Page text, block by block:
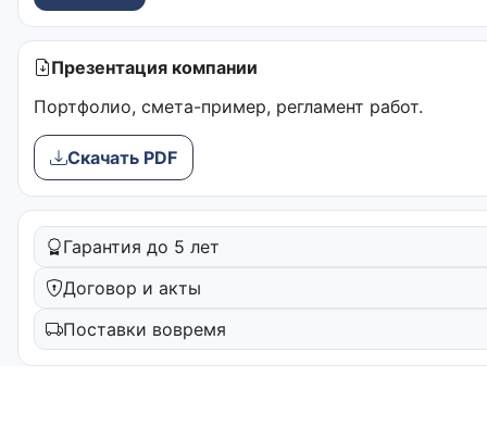
Презентация компании
Портфолио, смета-пример, регламент работ.
Скачать PDF
Гарантия до 5 лет
Договор и акты
Поставки вовремя